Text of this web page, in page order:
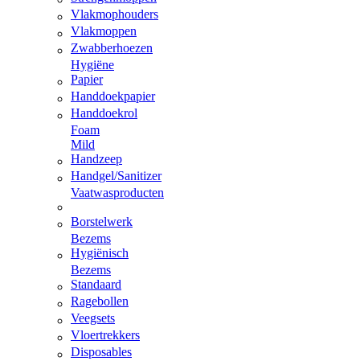
Vlakmophouders
Vlakmoppen
Zwabberhoezen
Hygiëne
Papier
Handdoekpapier
Handdoekrol
Foam
Mild
Handzeep
Handgel/Sanitizer
Vaatwasproducten
Borstelwerk
Bezems
Hygiënisch
Bezems
Standaard
Ragebollen
Veegsets
Vloertrekkers
Disposables